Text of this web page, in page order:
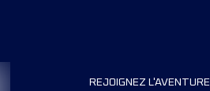
REJOIGNEZ L'AVENTURE